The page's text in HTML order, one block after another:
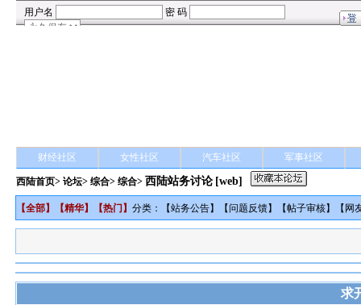
财经社区 女性社区 汽车社区 军事社区
西陆首页>论坛>综合> 综合> 西陆站务讨论 [web]
【全部】【精华】【热门 】分类：【站务公告】【问题反馈】【帖子审核】【 网
求